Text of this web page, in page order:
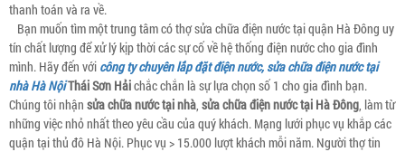
thanh toán và ra về.
Bạn muốn tìm một trung tâm có thợ sửa chữa điện nước tại quận Hà Đông uy
tín chất lượng để xử lý kịp thời các sự cố về hệ thống điện nước cho gia đình
mình. Hãy đến với công ty chuyên lắp đặt điện nước, sửa chữa điện nước tại
nhà Hà NộiThái Sơn Hảichắc chắn là sự lựa chọn số 1 cho gia đình bạn.
Chúng tôi nhận sửa chữa nước tại nhà, sửa chữa điện nước tại Hà Đông, làm từ
những việc nhỏ nhất theo yêu cầu của quý khách. Mạng lưới phục vụ khắp các
quận tại thủ đô Hà Nội. Phục vụ > 15.000 lượt khách mỗi năm. Người thợ tin